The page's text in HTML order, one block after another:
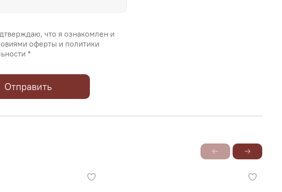
что я ознакомлен и
оферты и политики
*
Отправить